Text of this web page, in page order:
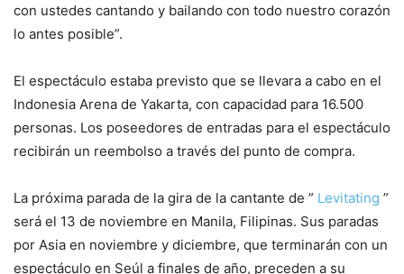
con ustedes cantando y bailando con todo nuestro corazón
lo antes posible”.
El espectáculo estaba previsto que se llevara a cabo en el
Indonesia Arena de Yakarta, con capacidad para 16.500
personas. Los poseedores de entradas para el espectáculo
recibirán un reembolso a través del punto de compra.
La próxima parada de la gira de la cantante de ” Levitating ”
será el 13 de noviembre en Manila, Filipinas. Sus paradas
por Asia en noviembre y diciembre, que terminarán con un
espectáculo en Seúl a finales de año, preceden a su